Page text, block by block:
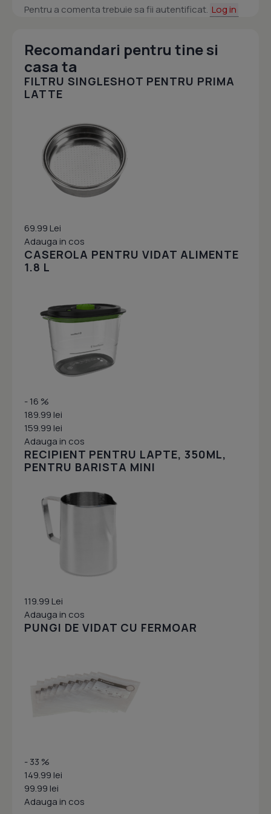
Pentru a comenta trebuie sa fii autentificat. Log in
Recomandari pentru tine si
casa ta
FILTRU SINGLESHOT PENTRU PRIMA
LATTE
69.99 Lei
Adauga in cos
CASEROLA PENTRU VIDAT ALIMENTE
1.8 L
- 16 %
189.99 lei
159.99 lei
Adauga in cos
RECIPIENT PENTRU LAPTE, 350ML,
PENTRU BARISTA MINI
119.99 Lei
Adauga in cos
PUNGI DE VIDAT CU FERMOAR
- 33 %
149.99 lei
99.99 lei
Adauga in cos